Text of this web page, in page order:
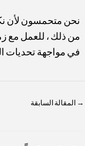
نحن متحمسون لأن
من ذلك ، للعمل مع
في مواجهة تحديات
→ المقالة السابقة